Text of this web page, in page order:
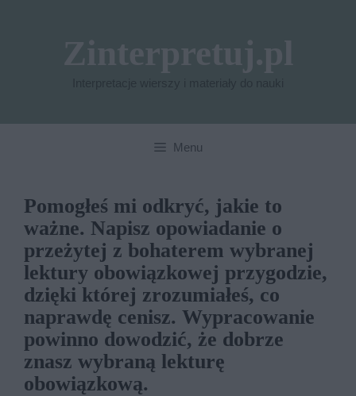
Menu
Pomogłeś mi odkryć, jakie to
ważne. Napisz opowiadanie o
przeżytej z bohaterem wybranej
lektury obowiązkowej przygodzie,
dzięki której zrozumiałeś, co
naprawdę cenisz. Wypracowanie
powinno dowodzić, że dobrze
znasz wybraną lekturę
obowiązkową.